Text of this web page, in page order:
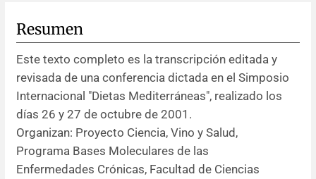
Ensayos
Práctica clínica
Política de cobros
Políticas editoriales
Instrucciones para autores
Patrocinadores y financiamiento
Resumen
Este texto completo es la transcripción editada y
revisada de una conferencia dictada en el Simposio
Internacional "Dietas Mediterráneas", realizado los
días 26 y 27 de octubre de 2001.
Organizan: Proyecto Ciencia, Vino y Salud,
Programa Bases Moleculares de las
Enfermedades Crónicas, Facultad de Ciencias